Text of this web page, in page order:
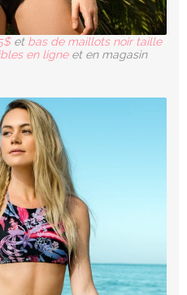
et bas de maillots noir taille
en ligneet en magasin